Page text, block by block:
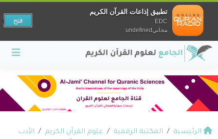
الرئيسية المكتبة الرقمية علوم القرآن الكريم
الأدب
تطبيق إذاعات القرآن الكريم
EDC
مجانيundefined
فتح